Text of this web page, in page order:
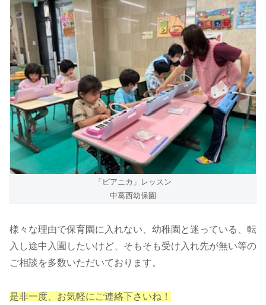
「ピアニカ」レッスン
中葛西幼保園
様々な理由で保育園に入れない、幼稚園と迷っている、転
入し途中入園したいけど、そもそも受け入れ先が無い等の
ご相談を多数いただいております。
是非一度、お気軽にご連絡下さいね！